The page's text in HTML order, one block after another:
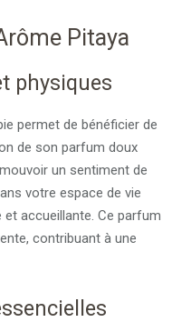
Pitaya
physiques
permet de bénéficier de
de son parfum doux
un sentiment de
votre espace de vie
accueillante. Ce parfum
contribuant à une